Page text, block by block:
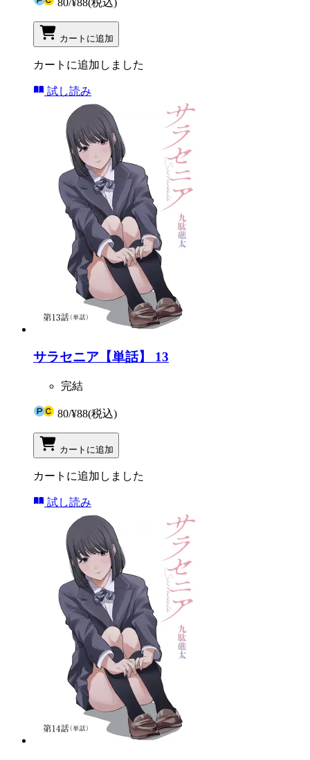
カートに追加
カートに追加しました
試し読み
サラセニア【単話】 13
完結
80/¥88(税込)
カートに追加
カートに追加しました
試し読み